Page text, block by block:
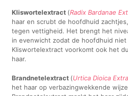
Kliswortelextract (Radix Bardanae
haar en scrubt de hoofdhuid
tegen vettigheid. Het brengt het
in evenwicht zodat de hoofdhuid niet
Kliswortelextract voorkomt ook het
haar.
Brandnetelextract (Urtica Dioica
het haar op verbazingwekkende